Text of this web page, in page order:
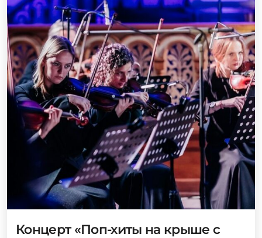
Концерт «Поп-хиты на крыше с